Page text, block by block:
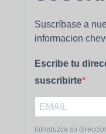
Suscríbase a
informacion
Escribe tu
suscribirte
Introduzca su